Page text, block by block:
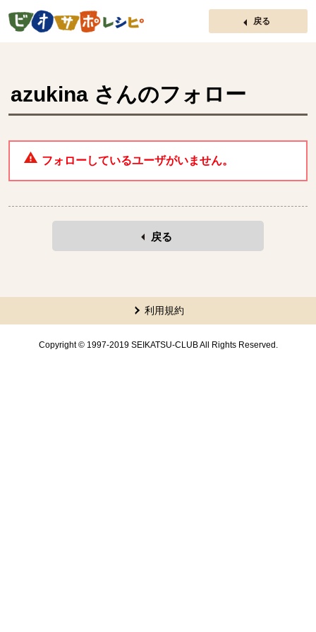
ページの先頭です。
戻る
azukina さんのフォロー
フォローしているユーザがいません。
戻る
ここから共通フッターメニューです。
利用規約
Copyright © 1997-2019 SEIKATSU-CLUB All Rights Reserved.